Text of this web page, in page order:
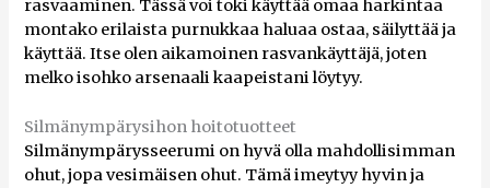
rasvaaminen. Tässä voi toki käyttää omaa harkintaa
montako erilaista purnukkaa haluaa ostaa, säilyttää ja
käyttää. Itse olen aikamoinen rasvankäyttäjä, joten
melko isohko arsenaali kaapeistani löytyy.
Silmänympärysihon hoitotuotteet
Silmänympärysseerumi on hyvä olla mahdollisimman
ohut, jopa vesimäisen ohut. Tämä imeytyy hyvin ja